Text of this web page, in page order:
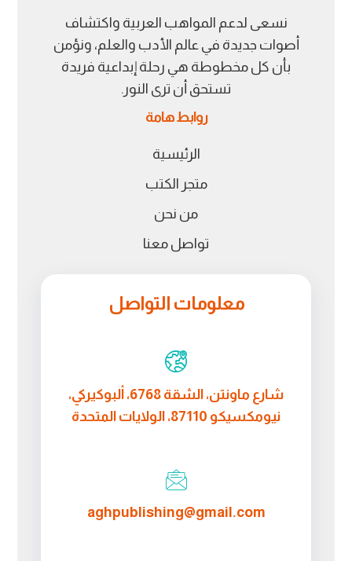
نسعى لدعم المواهب العربية واكتشاف
أصوات جديدة في عالم الأدب والعلم، ونؤمن
بأن كل مخطوطة هي رحلة إبداعية فريدة
تستحق أن ترى النور.
روابط هامة
الرئيسية
متجر الكتب
من نحن
تواصل معنا
معلومات التواصل
شارع ماونتن، الشقة 6768، ألبوكيركي،
نيومكسيكو 87110، الولايات المتحدة
aghpublishing@gmail.com